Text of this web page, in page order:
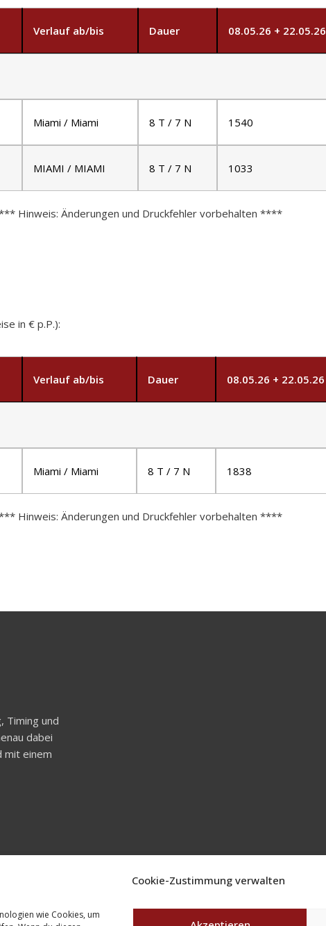
Cookie-Zustimmung verwalten
wie Cookies, um
Verlauf ab/bis Dauer 08.05.26 + 22.05.26
Miami / Miami 8 T / 7 N 1540
MIAMI / MIAMI 8 T / 7 N 1033
Hinweis: Änderungen und Druckfehler vorbehalten ****
in € p.P.):
Verlauf ab/bis Dauer 08.05.26 + 22.05.26
Miami / Miami 8 T / 7 N 1838
Hinweis: Änderungen und Druckfehler vorbehalten ****
Timing und
dabei
mit einem